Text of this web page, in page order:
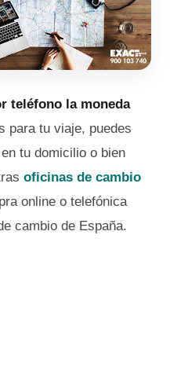
teléfono la moneda
para tu viaje, puedes
tu domicilio o bien
oficinas de cambio
online o telefónica
cambio de España.